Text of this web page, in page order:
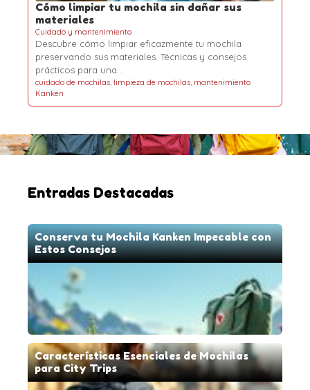
Cómo limpiar tu mochila sin dañar sus
materiales
Cuidado y mantenimiento
Descubre cómo limpiar eficazmente tu mochila
preservando sus materiales. Técnicas y consejos
prácticos para una…
cuidado de mochilas, limpieza de mochilas, mantenimiento
Kanken
Entradas Destacadas
Conserva tu Mochila Kanken Impecable con
Estos Consejos
Características Esenciales de Mochilas
para City Trips